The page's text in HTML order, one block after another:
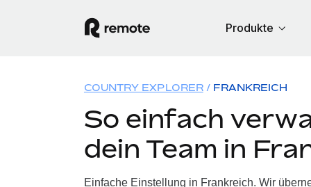
Produkte
COUNTRY EXPLORER FRANKREICH
So einfach
dein Team in
Einfache Einstellung in Frankreich. Wir